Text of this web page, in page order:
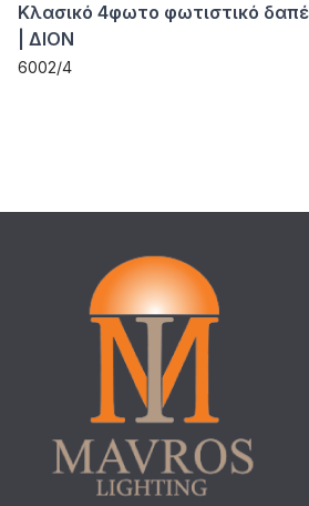
Κλασικό 4φωτο φωτιστικό
| ΔΙΟΝ
6002/4